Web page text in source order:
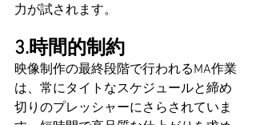
力が試されます。
3.時間的制約
映像制作の最終段階で行われるMA作業
は、常にタイトなスケジュールと締め
切りのプレッシャーにさらされていま